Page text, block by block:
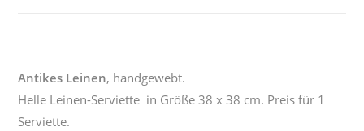
Antikes Leinen, handgewebt.
Helle Leinen-Serviette in Größe 38 x 38 cm. Preis für 1
Serviette.